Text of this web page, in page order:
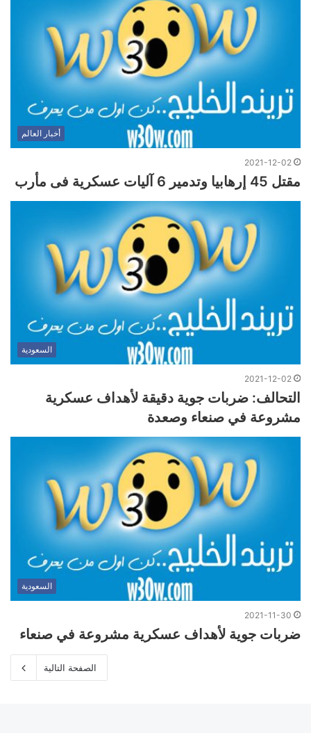
أخبار العالم
2021-12-02
مقتل 45 إرهابيا وتدمير 6 آليات عسكرية فى مأرب
السعودية
2021-12-02
التحالف: ضربات جوية دقيقة لأهداف عسكرية
مشروعة في صنعاء وصعدة
السعودية
2021-11-30
ضربات جوية لأهداف عسكرية مشروعة في صنعاء
الصفحة التالية